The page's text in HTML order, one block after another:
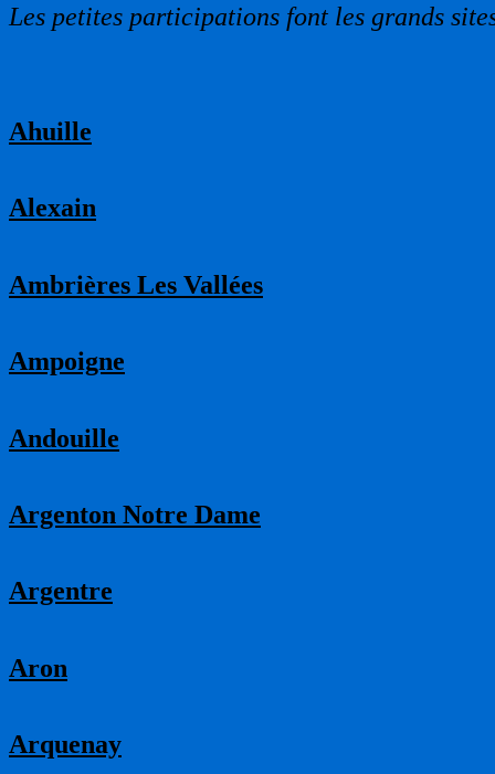
Les petites participations font les grands
Ahuille
Alexain
Ambrières Les Vallées
Ampoigne
Andouille
Argenton Notre Dame
Argentre
Aron
Arquenay